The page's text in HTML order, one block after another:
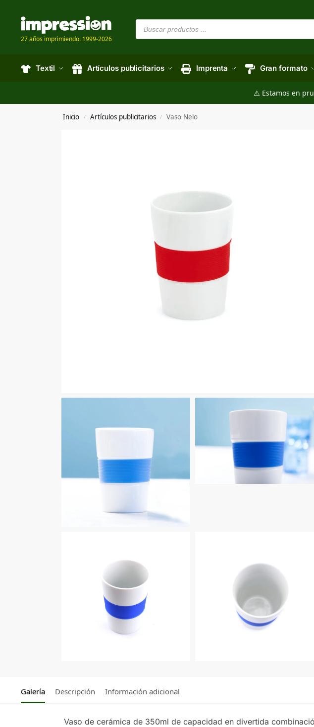
27 años imprimiendo: 1999-2026
Textil Artículos publicitarios Imprenta Gran formato
⚠️ Estamos en
Inicio / Artículos publicitarios / Vaso Nelo
Galería Descripción Información adicional
Vaso de cerámica de 350ml de capacidad en divertida